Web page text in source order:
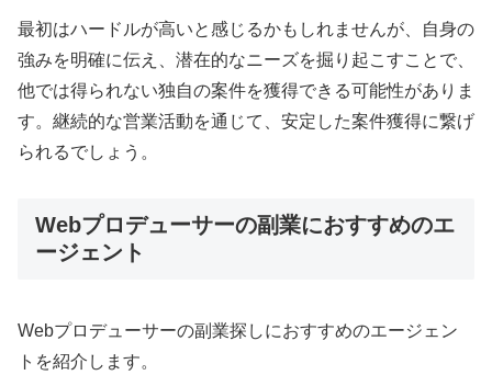
最初はハードルが高いと感じるかもしれませんが、自身の
強みを明確に伝え、潜在的なニーズを掘り起こすことで、
他では得られない独自の案件を獲得できる可能性がありま
す。継続的な営業活動を通じて、安定した案件獲得に繋げ
られるでしょう。
Webプロデューサーの副業におすすめのエ
ージェント
Webプロデューサーの副業探しにおすすめのエージェン
トを紹介します。